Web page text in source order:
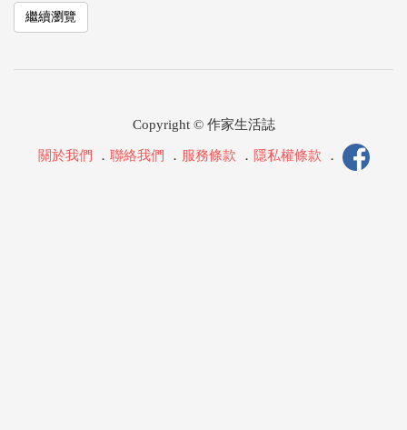
繼續瀏覽
Copyright © 作家生活誌
關於我們 ． 聯絡我們 ． 服務條款 ． 隱私權條款 ．